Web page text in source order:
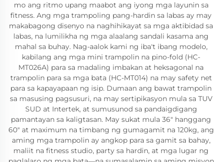
mo ang ritmo upang maabot ang iyong mga layunin sa
fitness. Ang mga trampoling pang-hardin sa labas ay may
makabagong disenyo na naghihikayat sa mga aktibidad sa
labas, na lumilikha ng mga alaalang sandali kasama ang
mahal sa buhay. Nag-aalok kami ng iba't ibang modelo,
kabilang ang mga mini trampolin na pino-fold (HC-
MT026A) para sa madaling imbakan at heksagonal na
trampolin para sa mga bata (HC-MT014) na may safety net
para sa kapayapaan ng isip. Dumaan ang bawat trampolin
sa masusing pagsusuri, na may sertipikasyon mula sa TUV
SUD at Intertek, at sumusunod sa pandaigdigang
pamantayan sa kaligtasan. May sukat mula 36" hanggang
60" at maximum na timbang ng gumagamit na 120kg, ang
aming mga trampolin ay angkop para sa gamit sa bahay,
maliit na fitness studio, party sa hardin, at mga lugar ng